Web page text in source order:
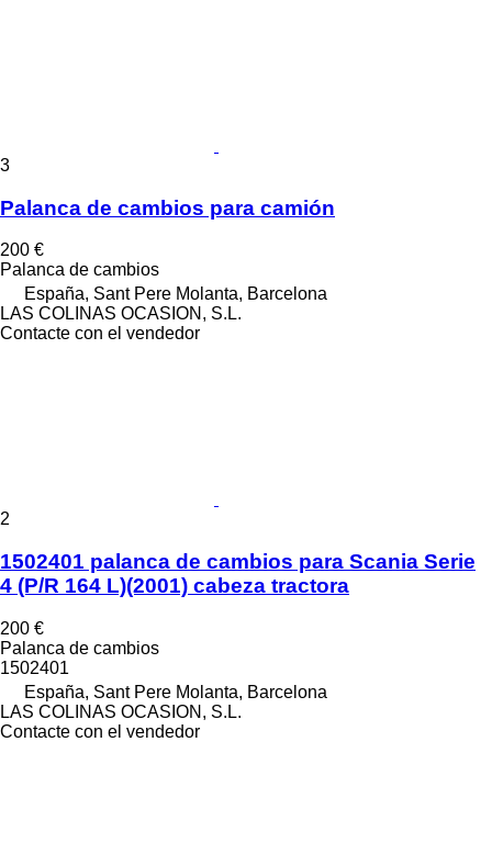
3
Palanca de cambios para camión
200 €
Palanca de cambios
España, Sant Pere Molanta, Barcelona
LAS COLINAS OCASION, S.L.
Contacte con el vendedor
2
1502401 palanca de cambios para Scania Serie
4 (P/R 164 L)(2001) cabeza tractora
200 €
Palanca de cambios
1502401
España, Sant Pere Molanta, Barcelona
LAS COLINAS OCASION, S.L.
Contacte con el vendedor